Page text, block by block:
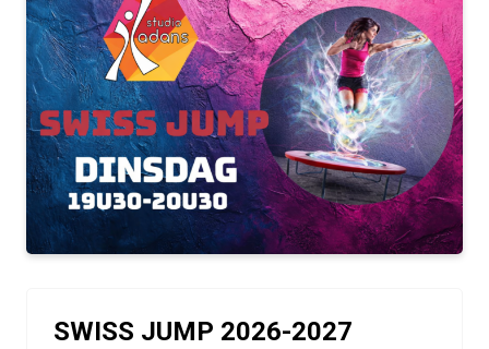
SWISS JUMP 2026-2027